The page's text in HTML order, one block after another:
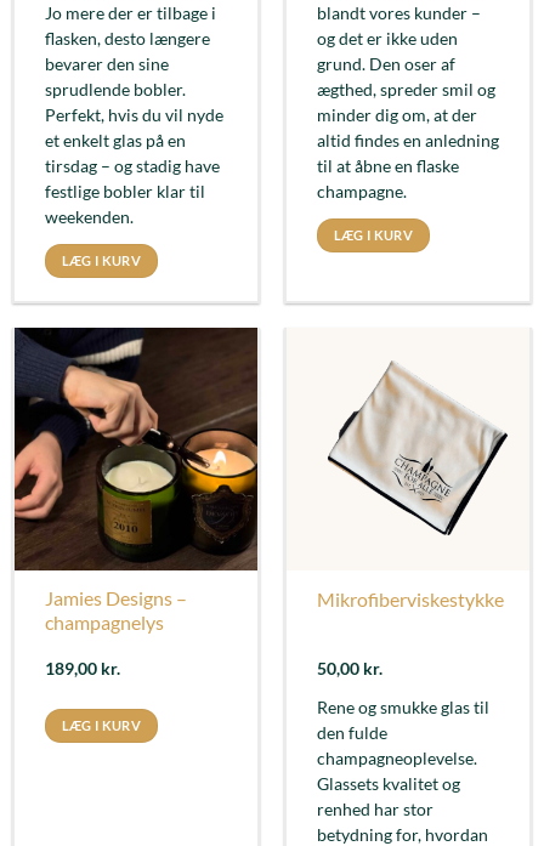
Jo mere der er tilbage i
flasken, desto længere
bevarer den sine
sprudlende bobler.
Perfekt, hvis du vil nyde
et enkelt glas på en
tirsdag – og stadig have
festlige bobler klar til
weekenden.
LÆG I KURV
blandt vores kunder –
og det er ikke uden
grund. Den oser af
ægthed, spreder smil og
minder dig om, at der
altid findes en anledning
til at åbne en flaske
champagne.
LÆG I KURV
Jamies Designs –
champagnelys
189,00 kr.
LÆG I KURV
Mikrofiberviskestykke
50,00 kr.
Rene og smukke glas til
den fulde
champagneoplevelse.
Glassets kvalitet og
renhed har stor
betydning for, hvordan